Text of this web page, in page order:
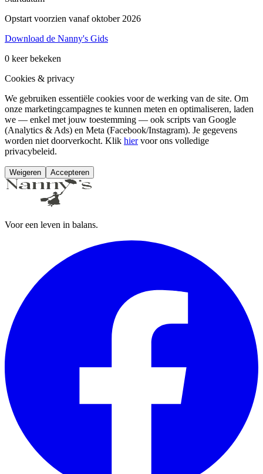
Opstart voorzien vanaf oktober 2026
Download de Nanny's Gids
0 keer bekeken
Cookies & privacy
We gebruiken essentiële cookies voor de werking van de site. Om
onze marketingcampagnes te kunnen meten en optimaliseren, laden
we — enkel met jouw toestemming — ook scripts van Google
(Analytics & Ads) en Meta (Facebook/Instagram). Je gegevens
worden niet doorverkocht. Klik hiervoor ons volledige
privacybeleid.
Weigeren Accepteren
Voor een leven in balans.